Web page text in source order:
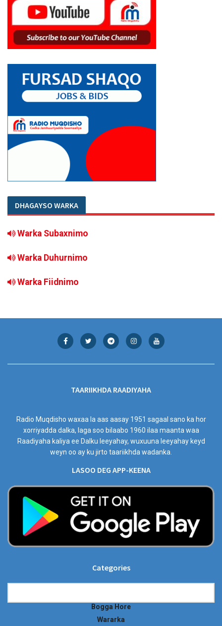
DHAGAYSO WARKA
Warka Subaxnimo
Warka Duhurnimo
Warka Fiidnimo
TAARIIKHDA RAADIYAHA
Radio Muqdisho waxaa la aas aasay 1951 sagaal sano ka hor
xorriyadda dalka, laga soo bilaabo 1960 ilaa maanta waa
Raadiyaha kaliya ee Dalku leeyahay, wuxuuna leeyahay keyd
weyn oo ay ku jirto taariikhda wadanka.
LASOO DEG APP-KEENA
Categories
Bogga Hore
Wararka